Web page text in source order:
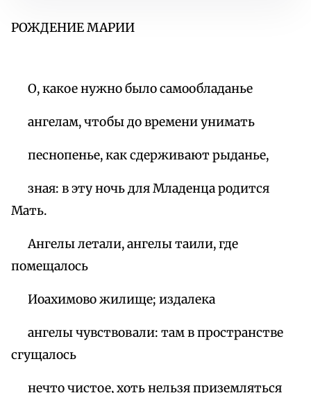
РОЖДЕНИЕ МАРИИ
О, какое нужно было самообладанье
ангелам, чтобы до времени унимать
песнопенье, как сдерживают рыданье,
зная: в эту ночь для Младенца родится
Мать.
Ангелы летали, ангелы таили, где
помещалось
Иоахимово жилище; издалека
ангелы чувствовали: там в пространстве
сгущалось
нечто чистое, хоть нельзя приземляться